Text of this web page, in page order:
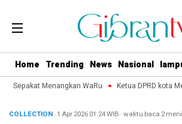
Home Trending News Nasional
Sepakat Menangkan WaRu Ketua DPRD kota
COLLECTION· 1 Apr 202601:24WIB ·waktu baca 2